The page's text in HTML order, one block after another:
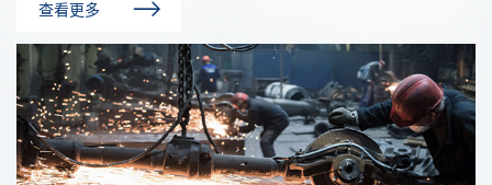
查看更多
分类： 公司新闻 | 发布时间： 2024-05-21
精密无缝钢管的性能特点
精密无缝钢管的性能特点精密无缝钢管的性能特点主要包括
以下几个方面：高精度：精密无缝钢管的生产工艺要求严